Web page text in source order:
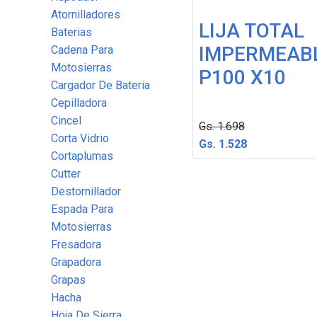
Atornilladores
Baterias
Cadena Para
Motosierras
Cargador De Bateria
Cepilladora
Cincel
Corta Vidrio
Cortaplumas
Cutter
Destornillador
Espada Para
Motosierras
Fresadora
Grapadora
Grapas
Hacha
LIJA TOTAL
P100 X10
Gs. 1.698
Gs. 1.528